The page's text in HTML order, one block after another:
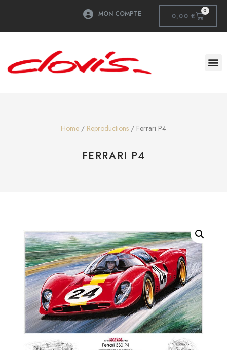
MON COMPTE 0,00€
0
Home / Reproductions / Ferrari P4
FERRARI P4